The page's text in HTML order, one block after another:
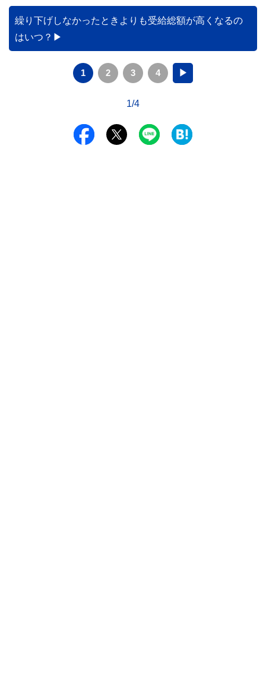
繰り下げしなかったときよりも受給総額が高くなるの
はいつ？
1 2 3 4 ▶
1/4